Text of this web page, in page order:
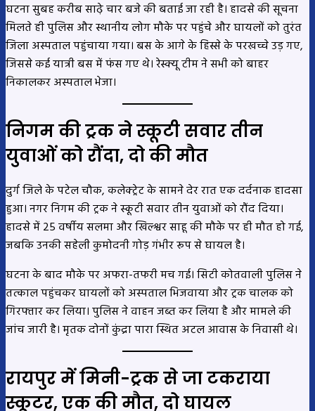
घटना सुबह करीब साढ़े चार बजे की बताई जा रही है। हादसे की सूचना
मिलते ही पुलिस और स्थानीय लोग मौके पर पहुंचे और घायलों को तुरंत
जिला अस्पताल पहुंचाया गया। बस के आगे के हिस्से के परखच्चे उड़ गए,
जिससे कई यात्री बस में फंस गए थे। रेस्क्यू टीम ने सभी को बाहर
निकालकर अस्पताल भेजा।
निगम की ट्रक ने स्कूटी सवार तीन
युवाओं को रौंदा, दो की मौत
दुर्ग जिले के पटेल चौक, कलेक्ट्रेट के सामने देर रात एक दर्दनाक हादसा
हुआ। नगर निगम की ट्रक ने स्कूटी सवार तीन युवाओं को रौंद दिया।
हादसे में 25 वर्षीय सलमा और खिल्श्वर साहू की मौके पर ही मौत हो गई,
जबकि उनकी सहेली कुमोदनी गोड़ गंभीर रूप से घायल है।
घटना के बाद मौके पर अफरा-तफरी मच गई। सिटी कोतवाली पुलिस ने
तत्काल पहुंचकर घायलों को अस्पताल भिजवाया और ट्रक चालक को
गिरफ्तार कर लिया। पुलिस ने वाहन जब्त कर लिया है और मामले की
जांच जारी है। मृतक दोनों कुंद्रा पारा स्थित अटल आवास के निवासी थे।
रायपुर में मिनी-ट्रक से जा टकराया
स्कूटर, एक की मौत, दो घायल